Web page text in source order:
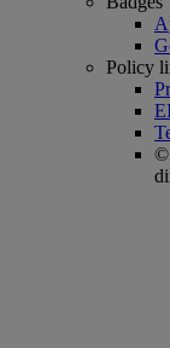
Policy
©